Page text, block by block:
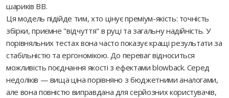
шариків BB.
Ця модель підійде тим, хто цінує преміум-якість: точність
збірки, приємне "відчуття" в руці та загальну надійність. У
порівняльних тестах вона часто показує кращі результати за
стабільністю та ергономікою. До переваг відноситься
можливість поєднання якості з ефектами blowback. Серед
недоліків — вища ціна порівняно з бюджетними аналогами,
але вона повністю виправдана для серйозних користувачів,